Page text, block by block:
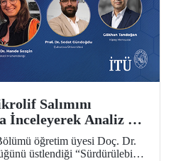
Salımını
İnceleyerek Analiz ve
Projeye
öğretim üyesi Doç. Dr.
üstlendiği “Sürdürülebilir